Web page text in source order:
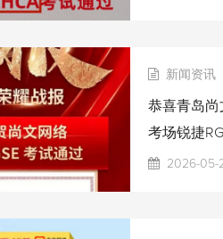
新闻资讯
恭喜青岛尚
考场锐捷
2026-05-